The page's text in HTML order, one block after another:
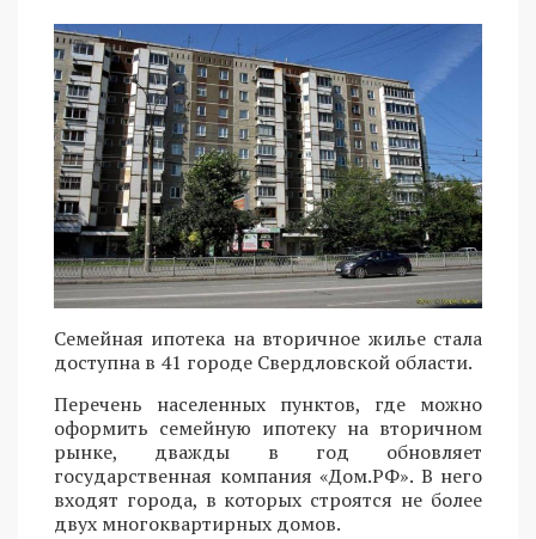
Семейная ипотека на вторичное жилье стала
доступна в 41 городе Свердловской области.
Перечень населенных пунктов, где можно
оформить семейную ипотеку на вторичном
рынке, дважды в год обновляет
государственная компания «Дом.РФ». В него
входят города, в которых строятся не более
двух многоквартирных домов.